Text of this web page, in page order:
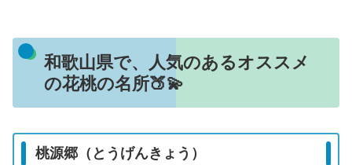
和歌山県で、人気のあるオススメ
の花桃の名所🍑💫
桃源郷（とうげんきょう）